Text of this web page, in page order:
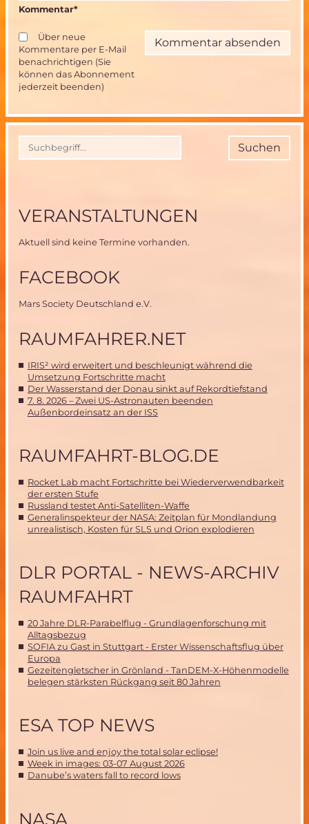
Kommentar*
Über neue
Kommentare per E-Mail
benachrichtigen (Sie
können das Abonnement
jederzeit beenden)
Suchen
VERANSTALTUNGEN
Aktuell sind keine Termine vorhanden.
FACEBOOK
Mars Society Deutschland e.V.
RAUMFAHRER.NET
IRIS² wird erweitert und beschleunigt während die
Umsetzung Fortschritte macht
Der Wasserstand der Donau sinkt auf Rekordtiefstand
7. 8. 2026 – Zwei US-Astronauten beenden
Außenbordeinsatz an der ISS
RAUMFAHRT-BLOG.DE
Rocket Lab macht Fortschritte bei Wiederverwendbarkeit
der ersten Stufe
Russland testet Anti-Satelliten-Waffe
Generalinspekteur der NASA: Zeitplan für Mondlandung
unrealistisch, Kosten für SLS und Orion explodieren
DLR PORTAL - NEWS-ARCHIV
RAUMFAHRT
20 Jahre DLR-Parabelflug - Grundlagenforschung mit
Alltagsbezug
SOFIA zu Gast in Stuttgart - Erster Wissenschaftsflug über
Europa
Gezeitengletscher in Grönland - TanDEM-X-Höhenmodelle
belegen stärksten Rückgang seit 80 Jahren
ESA TOP NEWS
Join us live and enjoy the total solar eclipse!
Week in images: 03-07 August 2026
Danube’s waters fall to record lows
NASA